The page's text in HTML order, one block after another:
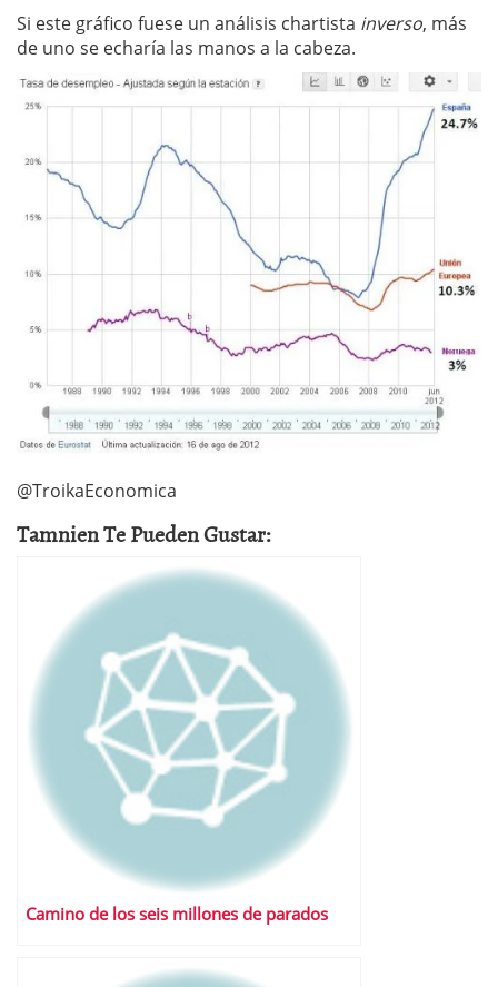
Si este gráfico fuese un análisis chartista inverso, más
de uno se echaría las manos a la cabeza.
@TroikaEconomica
Tamnien Te Pueden Gustar:
Camino de los seis millones de parados